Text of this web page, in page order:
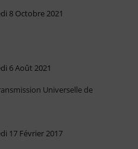
8 Octobre 2021
6 Août 2021
Universelle de
17 Février 2017